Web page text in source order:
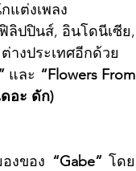
แต่งเพลง
ลิปปินส์, อินโดนีเซีย,
างประเทศอีกด้วย
และ “Flowers From
ดอะ ดัก)
งของ
“Gabe” โดย